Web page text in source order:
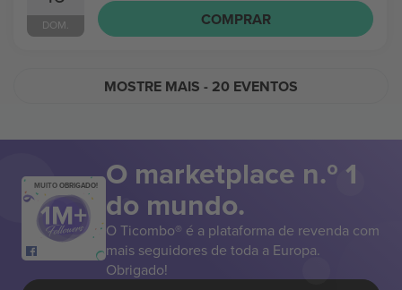
DOM.
COMPRAR
MOSTRE MAIS - 20 EVENTOS
MUITO OBRIGADO! O marketplace n.º 1
do mundo.
O Ticombo® é a plataforma de revenda com
mais seguidores de toda a Europa.
Obrigado!